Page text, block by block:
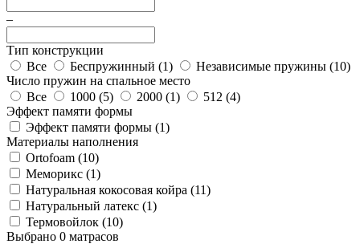
–
Тип конструкции
Все
Беспружинный (1) Независимые пружины (10)
Число пружин на спальное место
Все
1000 (5) 2000 (1) 512 (4)
Эффект памяти формы
Эффект памяти формы (1)
Материалы наполнения
Ortofoam (10)
Меморикс (1)
Натуральная кокосовая койра (11)
Натуральный латекс (1)
Термовойлок (10)
Выбрано 0 матрасов